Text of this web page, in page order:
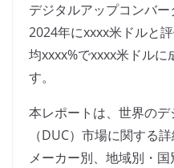
デジタルアップコンバ
2024年にxxxx米ドルと
均xxxx%でxxxx米ドルに
す。
本レポートは、世界の
（DUC）市場に関する
メーカー別、地域別・